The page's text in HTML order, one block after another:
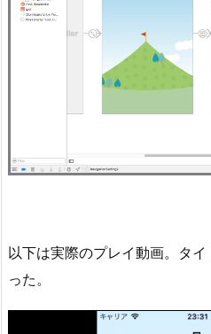
以下は実際のプレイ動画。タ
った。